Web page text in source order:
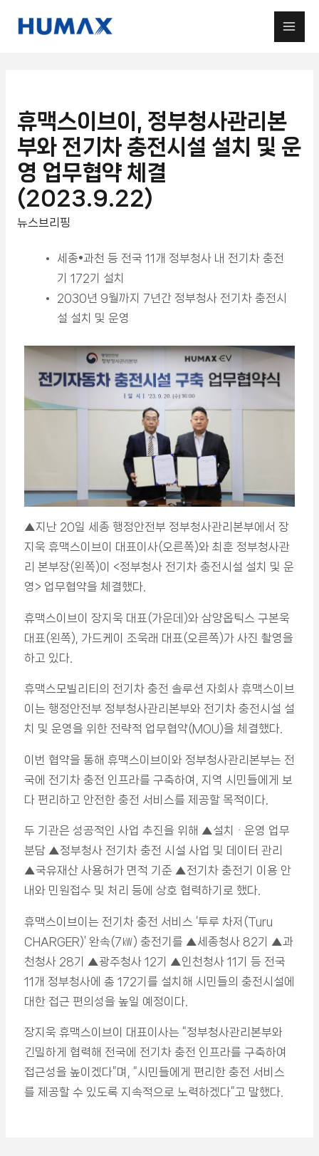
휴맥스이브이, 정부청사관리본
부와 전기차 충전시설 설치 및 운
영 업무협약 체결
(2023.9.22)
뉴스브리핑
세종•과천 등 전국 11개 정부청사 내 전기차 충전
기 172기 설치
2030년 9월까지 7년간 정부청사 전기차 충전시
설 설치 및 운영
▲지난 20일 세종 행정안전부 정부청사관리본부에서 장
지욱 휴맥스이브이 대표이사(오른쪽)와 최훈 정부청사관
리 본부장(왼쪽)이 <정부청사 전기차 충전시설 설치 및 운
영> 업무협약을 체결했다.
휴맥스이브이 장지욱 대표(가운데)와 삼양옵틱스 구본욱
대표(왼쪽), 가드케이 조욱래 대표(오른쪽)가 사진 촬영을
하고 있다.
휴맥스모빌리티의 전기차 충전 솔루션 자회사 휴맥스이브
이는 행정안전부 정부청사관리본부와 전기차 충전시설 설
치 및 운영을 위한 전략적 업무협약(MOU)을 체결했다.
이번 협약을 통해 휴맥스이브이와 정부청사관리본부는 전
국에 전기차 충전 인프라를 구축하여, 지역 시민들에게 보
다 편리하고 안전한 충전 서비스를 제공할 목적이다.
두 기관은 성공적인 사업 추진을 위해 ▲설치ᆞ운영 업무
분담 ▲정부청사 전기차 충전 시설 사업 및 데이터 관리
▲국유재산 사용허가 면적 기준 ▲전기차 충전기 이용 안
내와 민원접수 및 처리 등에 상호 협력하기로 했다.
휴맥스이브이는 전기차 충전 서비스 ‘투루 차저(Turu
CHARGER)’ 완속(7㎾) 충전기를 ▲세종청사 82기 ▲과
천청사 28기 ▲광주청사 12기 ▲인천청사 11기 등 전국
11개 정부청사에 총 172기를 설치해 시민들의 충전시설에
대한 접근 편의성을 높일 예정이다.
장지욱 휴맥스이브이 대표이사는 “정부청사관리본부와
긴밀하게 협력해 전국에 전기차 충전 인프라를 구축하여
접근성을 높이겠다”며, “시민들에게 편리한 충전 서비스
를 제공할 수 있도록 지속적으로 노력하겠다”고 말했다.